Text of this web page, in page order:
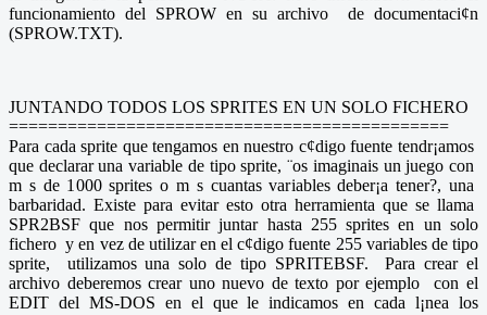
funcionamiento del SPROW en su archivo de documentaci¢n
(SPROW.TXT).
JUNTANDO TODOS LOS SPRITES EN UN SOLO FICHERO
=============================================
Para cada sprite que tengamos en nuestro c¢digo fuente tendr¡amos
que declarar una variable de tipo sprite, ¨os imaginais un juego con
m s de 1000 sprites o m s cuantas variables deber¡a tener?, una
barbaridad. Existe para evitar esto otra herramienta que se llama
SPR2BSF que nos permitir juntar hasta 255 sprites en un solo
fichero y en vez de utilizar en el c¢digo fuente 255 variables de tipo
sprite, utilizamos una solo de tipo SPRITEBSF. Para crear el
archivo deberemos crear uno nuevo de texto por ejemplo con el
EDIT del MS-DOS en el que le indicamos en cada l¡nea los